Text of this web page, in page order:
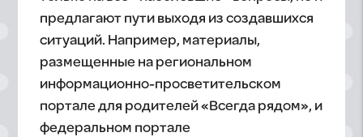
предлагают пути выходя из создавшихся
ситуаций. Например, материалы,
размещенные на региональном
информационно-просветительском
портале для родителей «Всегда рядом», и
федеральном портале